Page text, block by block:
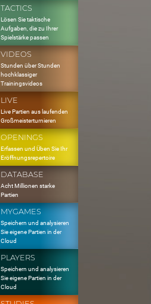
TACTICS
Lösen Sie taktische
Aufgaben, die zu Ihrer
Spielstärke passen
VIDEOS
Stunden über Stunden
hochklassiger
Trainingsvideos
LIVE
Live Partien aus laufenden
Großmeisterturnieren
OPENINGS
Erfassen und Üben Sie Ihr
Eröffnungsrepertoire
DATABASE
Acht Millionen starke
Partien
MYGAMES
Speichern und analysieren
Sie eigene Partien in der
Cloud
PLAYERS
Speichern und analysieren
Sie eigene Partien in der
Cloud